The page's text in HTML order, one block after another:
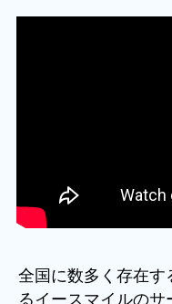
全国に数多く存在
るイースマイルの